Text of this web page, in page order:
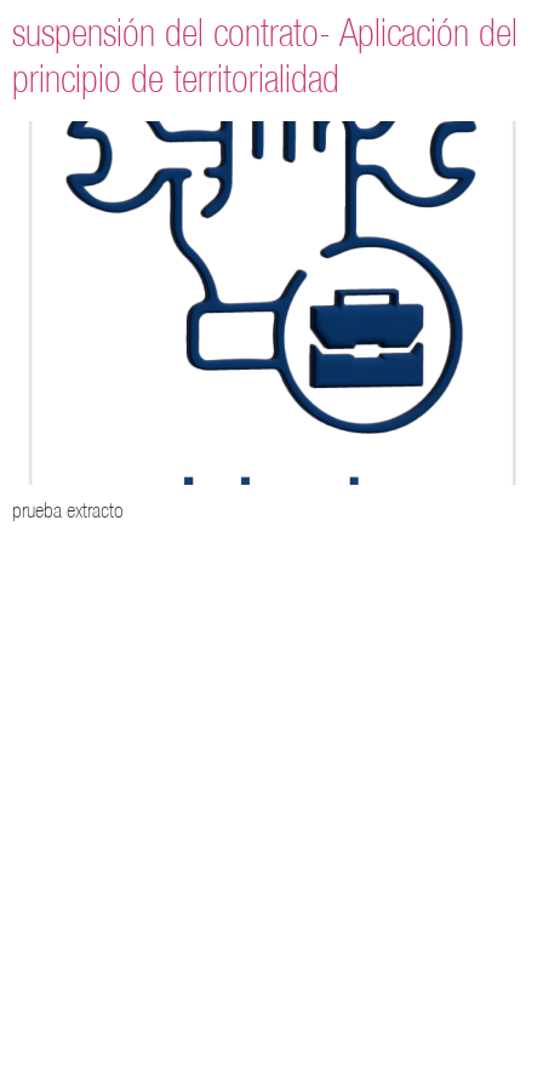
suspensión del contrato- Aplicación del
principio de territorialidad
prueba extracto